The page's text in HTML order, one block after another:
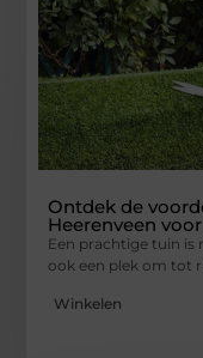
Ontdek de
Heerenveen
Een prachtige tuin is
ook een plek om tot
Winkelen